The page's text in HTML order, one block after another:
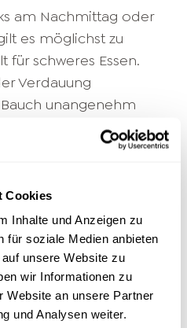
Cookies
Inhalte und Anzeigen zu
für soziale Medien anbieten
unsere Website zu
wir Informationen zu
Website an unsere Partner
und Analysen weiter.
am Nachmittag oder
es möglichst zu
für schweres Essen.
Verdauung
unangenehm
den Schlaf.
todmüde und
hast du noch mal
und – ehe du dich
Stunde im Internet
hellwach und